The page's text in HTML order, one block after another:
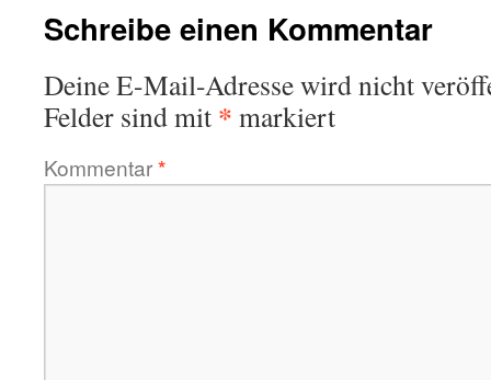
Schreibe einen Kommentar
Deine E-Mail-Adresse wird nicht
Felder sind mit * markiert
Kommentar*